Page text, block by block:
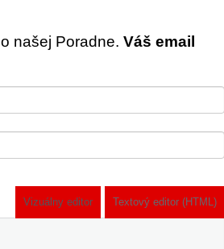
našej Poradne. Váš email
Vizuálny editor Textový editor (HTML)